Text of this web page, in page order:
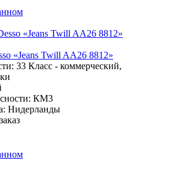
«Jeans Twill AA26 8812»
33 Класс - коммерческий,
КМ3
Нидерланды